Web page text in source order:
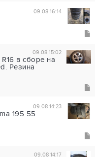
09.08 16:14
09.08 15:02
в сборе на
Резина
09.08 14:23
195 55
09.08 14:17